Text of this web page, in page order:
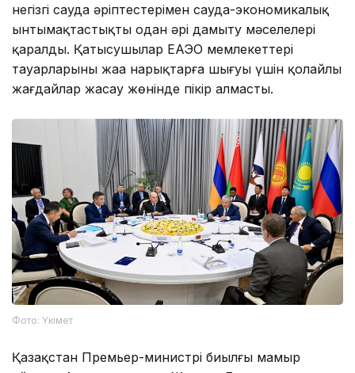
негізгі сауда әріптестерімен сауда-экономикалық
ынтымақтастықты одан әрі дамыту мәселелері
қаралды. Қатысушылар ЕАЭО мемлекеттері
тауарларының жаңа нарықтарға шығуы үшін қолайлы
жағдайлар жасау жөнінде пікір алмасты.
Фото: Үкімет
Қазақстан Премьер-министрі биылғы мамыр